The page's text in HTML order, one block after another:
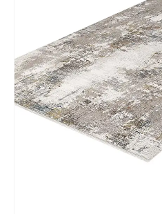
Teléfono
Correo electronico*
Tu mensaje.